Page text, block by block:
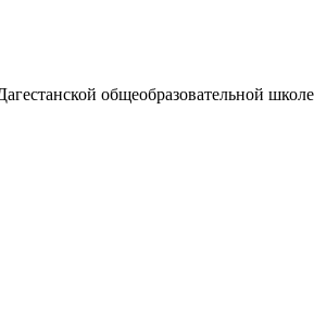
общеобразовательной